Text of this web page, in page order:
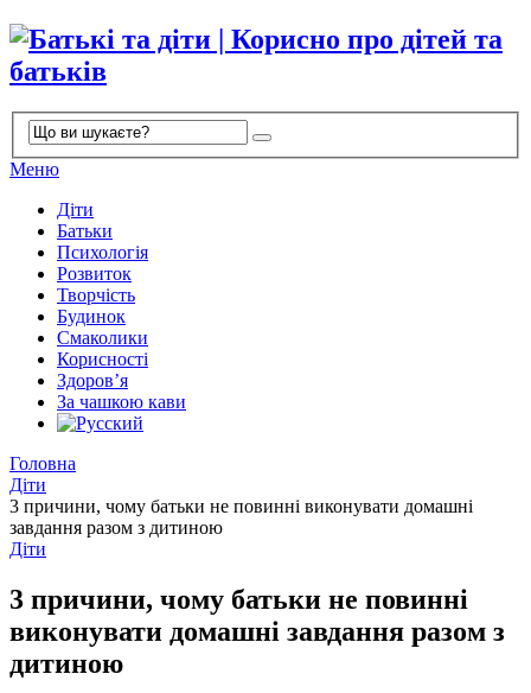
Меню
Діти
Батьки
Психологія
Розвиток
Творчість
Будинок
Смаколики
Корисності
Здоров’я
За чашкою кави
Головна
Діти
3 причини, чому батьки не повинні виконувати домашні
завдання разом з дитиною
Діти
3 причини, чому батьки не повинні
виконувати домашні завдання разом з
дитиною